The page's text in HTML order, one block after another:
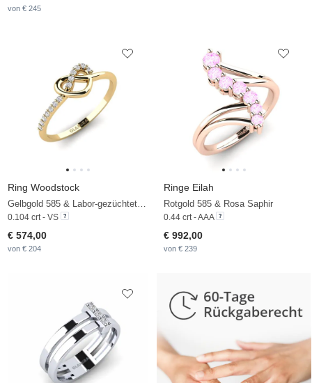
von € 245
Ring Woodstock
0.104 crt - VS
€ 574,00
von € 204
Ringe Eilah
Rotgold 585 & Rosa Saphir
0.44 crt - AAA
€ 992,00
von € 239